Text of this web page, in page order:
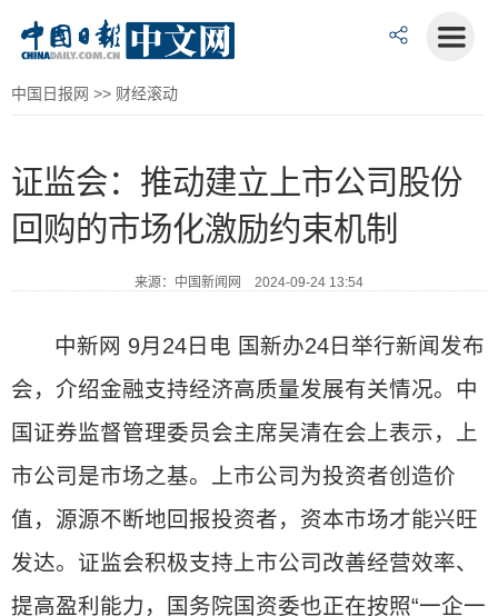
中国日报网 >> 财经滚动
证监会：推动建立上市公司股份
回购的市场化激励约束机制
来源：中国新闻网 2024-09-24 13:54
中新网 9月24日电 国新办24日举行新闻发布
会，介绍金融支持经济高质量发展有关情况。中
国证券监督管理委员会主席吴清在会上表示，上
市公司是市场之基。上市公司为投资者创造价
值，源源不断地回报投资者，资本市场才能兴旺
发达。证监会积极支持上市公司改善经营效率、
提高盈利能力，国务院国资委也正在按照“一企一